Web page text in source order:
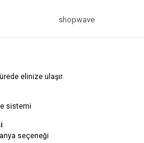
shopwave
elinize ulaşır.
sistemi
seçeneği